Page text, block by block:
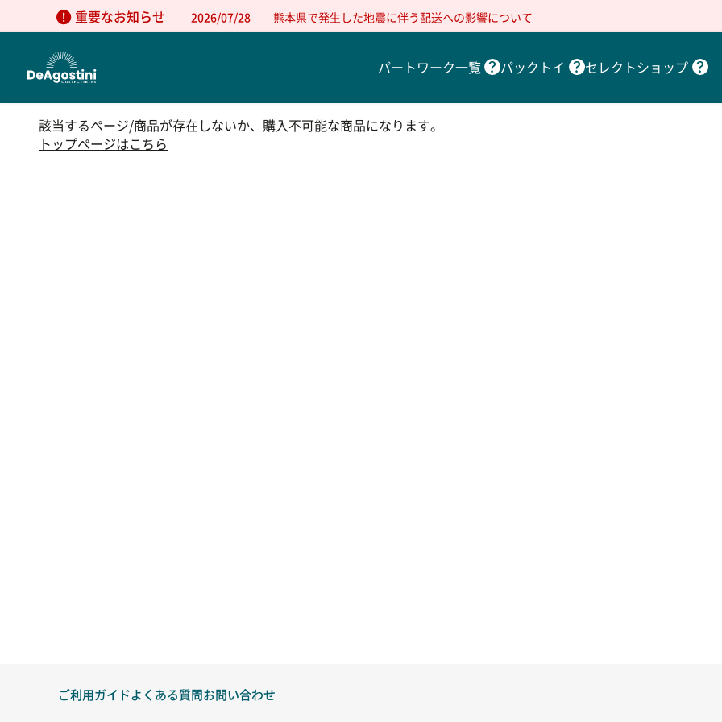
2026/07/28
重要なお知らせ 熊本県で発生した地震に伴う配送への影響について
パートワーク一覧 パックトイ セレクトショップ
該当するページ/商品が存在しないか、購入不可能な商品になります。
トップページはこちら
ご利用ガイドよくある質問お問い合わせ